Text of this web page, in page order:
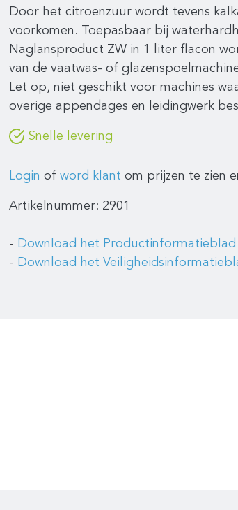
Door het citroenzuur wordt tevens
voorkomen. Toepasbaar bij
Naglansproduct ZW in 1 liter flacon
van de vaatwas- of
Let op, niet geschikt voor machines
overige appendages en leidingwerk
Snelle levering
Login of word klant om prijzen te zien
Artikelnummer: 2901
- Download het Productinformatieblad
- Download het